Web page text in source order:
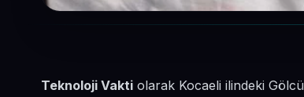
Teknoloji Vakti olarak Kocaeli ilindeki